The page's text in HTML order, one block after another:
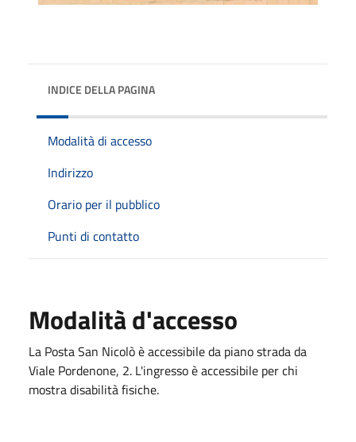
INDICE DELLA PAGINA
Modalità di accesso
Indirizzo
Orario per il pubblico
Punti di contatto
Modalità d'accesso
La Posta San Nicolò è accessibile da piano strada da
Viale Pordenone, 2. L'ingresso è accessibile per chi
mostra disabilità fisiche.